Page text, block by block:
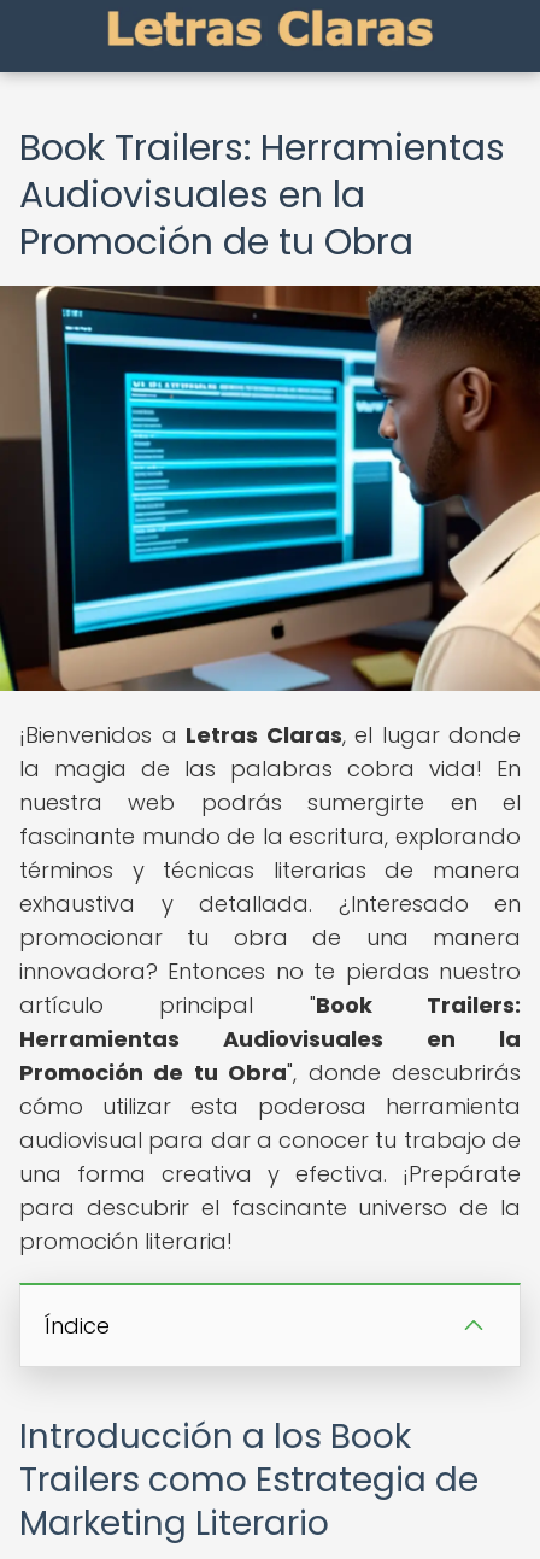
Book Trailers: Herramientas
Audiovisuales en la
Promoción de tu Obra
¡Bienvenidos a Letras Claras, el lugar donde
la magia de las palabras cobra vida! En
nuestra web podrás sumergirte en el
fascinante mundo de la escritura, explorando
términos y técnicas literarias de manera
exhaustiva y detallada. ¿Interesado en
promocionar tu obra de una manera
innovadora? Entonces no te pierdas nuestro
artículo principal "Book Trailers:
Herramientas Audiovisuales en la
Promoción de tu Obra", donde descubrirás
cómo utilizar esta poderosa herramienta
audiovisual para dar a conocer tu trabajo de
una forma creativa y efectiva. ¡Prepárate
para descubrir el fascinante universo de la
promoción literaria!
Índice
Introducción a los Book
Trailers como Estrategia de
Marketing Literario